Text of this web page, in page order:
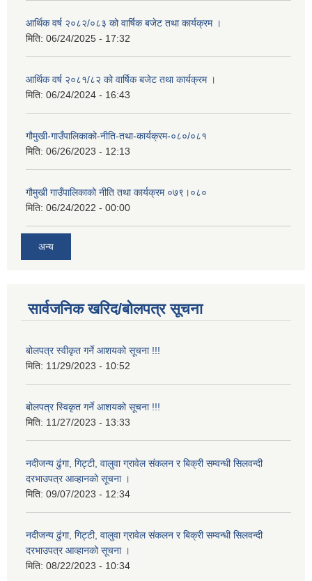
आर्थिक वर्ष २०८२/०८३ को वार्षिक बजेट तथा कार्यक्रम ।
मिति: 06/24/2025 - 17:32
आर्थिक वर्ष २०८१/८२ को वार्षिक बजेट तथा कार्यक्रम ।
मिति: 06/24/2024 - 16:43
गौमुखी-गाउँपालिकाको-नीति-तथा-कार्यक्रम-०८०/०८१
मिति: 06/26/2023 - 12:13
गौमुखी गाउँपालिकाको नीति तथा कार्यक्रम ०७९।०८०
मिति: 06/24/2022 - 00:00
अन्य
सार्वजनिक खरिद/बोलपत्र सूचना
बोलपत्र स्वीकृत गर्ने आशयको सूचना !!!
मिति: 11/29/2023 - 10:52
बोलपत्र स्विकृत गर्ने आशयको सूचना !!!
मिति: 11/27/2023 - 13:33
नदीजन्य ढुंगा, गिट्टी, वालुवा ग्रावेल संकलन र बिक्री सम्वन्धी सिलवन्दी
दरभाउपत्र आव्हानको सूचना ।
मिति: 09/07/2023 - 12:34
नदीजन्य ढुंगा, गिट्टी, वालुवा ग्रावेल संकलन र बिक्री सम्वन्धी सिलवन्दी
दरभाउपत्र आव्हानको सूचना ।
मिति: 08/22/2023 - 10:34